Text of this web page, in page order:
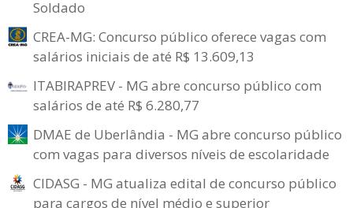
Soldado
CREA-MG: Concurso público oferece vagas com
salários iniciais de até R$ 13.609,13
ITABIRAPREV - MG abre concurso público com
salários de até R$ 6.280,77
DMAE de Uberlândia - MG abre concurso público
com vagas para diversos níveis de escolaridade
CIDASG - MG atualiza edital de concurso público
para cargos de nível médio e superior